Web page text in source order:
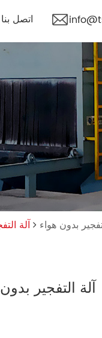
اتصل بنا
بدون هواء آلة
آلة التفجير